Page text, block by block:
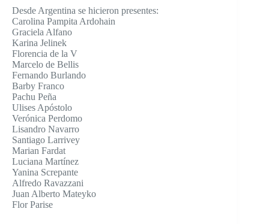
Desde Argentina se hicieron presentes:
Carolina Pampita Ardohain
Graciela Alfano
Karina Jelinek
Florencia de la V
Marcelo de Bellis
Fernando Burlando
Barby Franco
Pachu Peña
Ulises Apóstolo
Verónica Perdomo
Lisandro Navarro
Santiago Larrivey
Marian Fardat
Luciana Martínez
Yanina Screpante
Alfredo Ravazzani
Juan Alberto Mateyko
Flor Parise